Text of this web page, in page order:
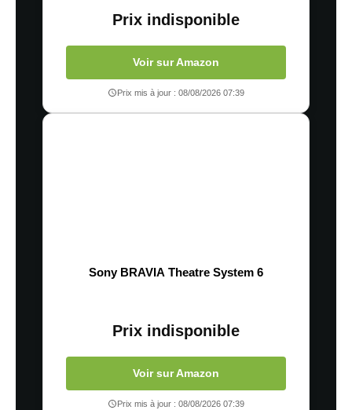
Prix indisponible
Voir sur Amazon
Prix mis à jour : 08/08/2026 07:39
Sony BRAVIA Theatre System 6
Prix indisponible
Voir sur Amazon
Prix mis à jour : 08/08/2026 07:39